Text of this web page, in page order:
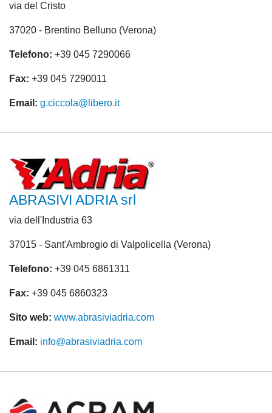
via del Cristo
37020 - Brentino Belluno (Verona)
Telefono: +39 045 7290066
Fax: +39 045 7290011
Email: g.ciccola@libero.it
ABRASIVI ADRIA srl
via dell'Industria 63
37015 - Sant'Ambrogio di Valpolicella (Verona)
Telefono: +39 045 6861311
Fax: +39 045 6860323
Sito web: www.abrasiviadria.com
Email: info@abrasiviadria.com